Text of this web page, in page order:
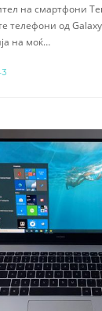
на смартфони
телефони од
на моќ…